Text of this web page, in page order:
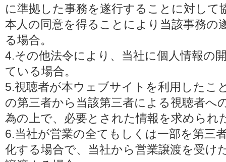
に準拠した事務を遂行することに対して
本人の同意を得ることにより当該事務の
る場合。
4.その他法令により、当社に個人情報の
ている場合。
5.視聴者が本ウェブサイトを利用したこ
の第三者から当該第三者による視聴者へ
為の上で、必要とされた情報を求められ
6.当社が営業の全てもしくは一部を第三
化する場合で、当社から営業譲渡を受け